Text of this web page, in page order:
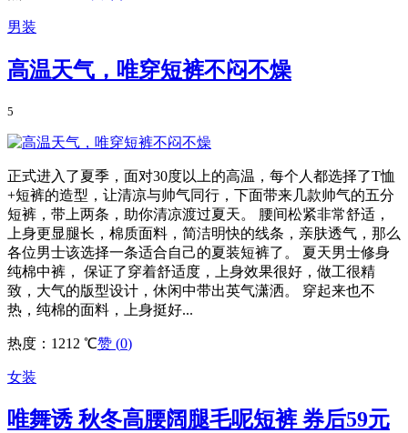
男装
高温天气，唯穿短裤不闷不燥
5
正式进入了夏季，面对30度以上的高温，每个人都选择了T恤
+短裤的造型，让清凉与帅气同行，下面带来几款帅气的五分
短裤，带上两条，助你清凉渡过夏天。 腰间松紧非常舒适，
上身更显腿长，棉质面料，简洁明快的线条，亲肤透气，那么
各位男士该选择一条适合自己的夏装短裤了。 夏天男士修身
纯棉中裤， 保证了穿着舒适度，上身效果很好，做工很精
致，大气的版型设计，休闲中带出英气潇洒。 穿起来也不
热，纯棉的面料，上身挺好...
热度：1212 ℃赞 (0)
女装
唯舞诱 秋冬高腰阔腿毛呢短裤 券后59元